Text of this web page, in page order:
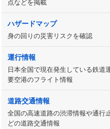
点などを掲載
ハザードマップ
身の回りの災害リスクを確認
運行情報
日本全国で現在発生している鉄道
要空港のフライト情報
道路交通情報
全国の高速道路の渋滞情報や通行
どの道路交通情報